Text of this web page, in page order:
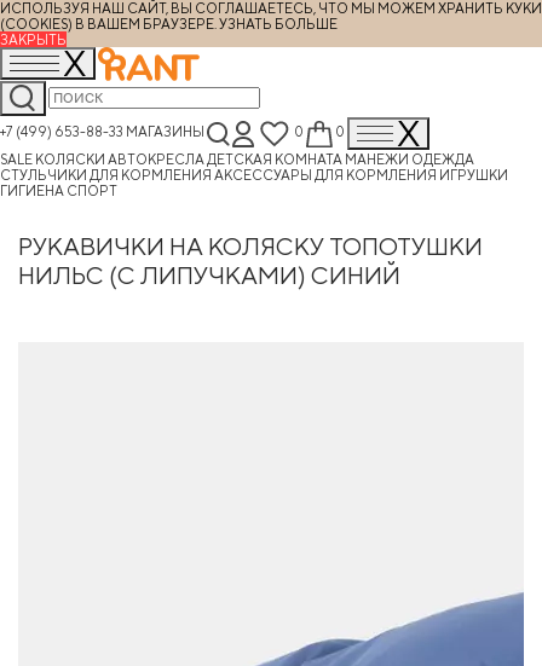
ИСПОЛЬЗУЯ НАШ САЙТ, ВЫ СОГЛАШАЕТЕСЬ, ЧТО МЫ МОЖЕМ ХРАНИТЬ КУКИ
(COOKIES) В ВАШЕМ БРАУЗЕРЕ. УЗНАТЬ БОЛЬШЕ
ЗАКРЫТЬ
+7 (499) 653-88-33 МАГАЗИНЫ 0
0
SALE КОЛЯСКИ АВТОКРЕСЛА ДЕТСКАЯ КОМНАТА МАНЕЖИ ОДЕЖДА
СТУЛЬЧИКИ ДЛЯ КОРМЛЕНИЯ АКСЕССУАРЫ ДЛЯ КОРМЛЕНИЯ ИГРУШКИ
ГИГИЕНА СПОРТ
РУКАВИЧКИ НА КОЛЯСКУ ТОПОТУШКИ
НИЛЬС (С ЛИПУЧКАМИ) СИНИЙ